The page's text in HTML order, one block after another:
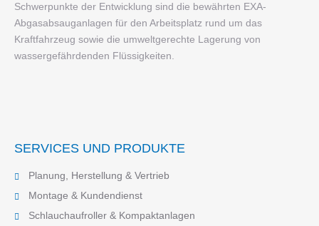
Schwerpunkte der Entwicklung sind die bewährten EXA-
Abgasabsauganlagen für den Arbeitsplatz rund um das
Kraftfahrzeug sowie die umweltgerechte Lagerung von
wassergefährdenden Flüssigkeiten.
SERVICES UND PRODUKTE
Planung, Herstellung & Vertrieb
Montage & Kundendienst
Schlauchaufroller & Kompaktanlagen